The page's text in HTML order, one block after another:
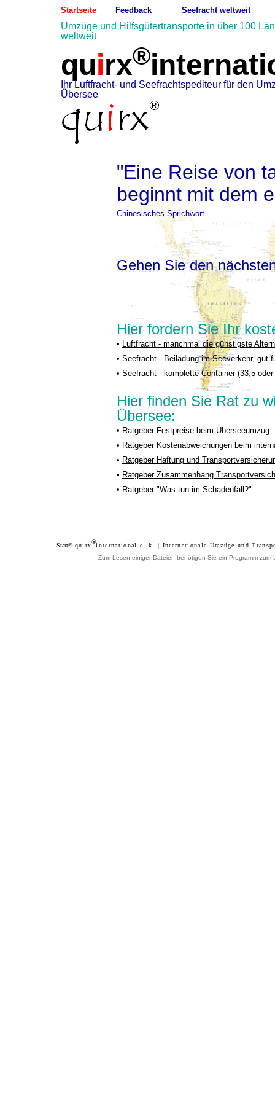
Startseite Feedback Seefracht weltweit
Umzüge und Hilfsgütertransporte in über 100
weltweit
quirx®
Ihr Luftfracht- und Seefrachtspediteur für den
Übersee
"Eine Reise von
beginnt mit dem
Chinesisches Sprichwort
Gehen Sie den
Hier fordern Sie Ihr
• Luftfracht - manchmal die günstigste
• Seefracht - Beiladung im Seeverkehr, gut
• Seefracht - komplette Container (33,5
Hier finden Sie Rat zu
Übersee:
• Ratgeber Festpreise beim Überseeumzug
• Ratgeber Kostenabweichungen beim
• Ratgeber Haftung und
• Ratgeber Zusammenhang
• Ratgeber "Was tun im Schadenfall?"
Start© quirx
®
international e. k.| Internationale Umzüge und
Zum Lesen einiger Dateien benötigen Sie ein Programm